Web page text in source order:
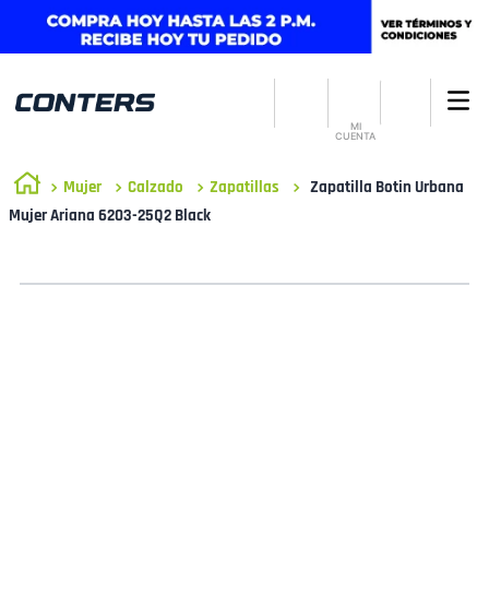
MI
CUENTA
Mujer Calzado Zapatillas
Zapatilla Botin Urbana
Mujer Ariana 6203-25Q2 Black